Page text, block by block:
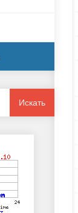
Искать